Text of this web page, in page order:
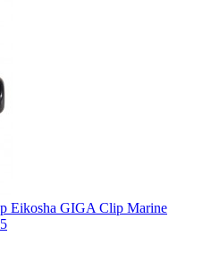
Eikosha GIGA Clip Marine